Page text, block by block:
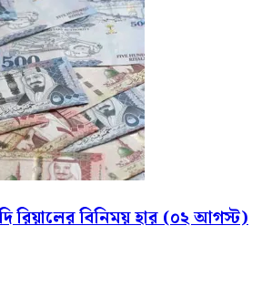
রিয়ালের বিনিময় হার (০২ আগস্ট)